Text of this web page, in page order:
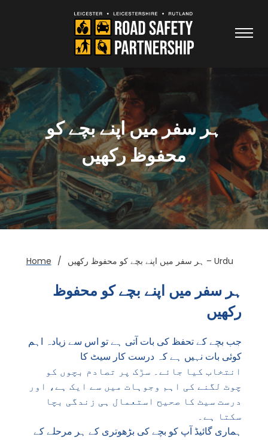
ہر سفر میں اپنے بچے کو
محفوظ رکھیں
Home / ہر سفر میں اپنے بچے کو محفوظ رکھیں – Urdu
ہر سفر میں اپنے بچے کو محفوظ
رکھیں
جب بچے کے تحفظ کی بات آتی ہے تو اس سے زیادہ اہم
کوئی بات نہیں ہے کہ درست کار سیٹ کا
انتخاب کیا جائے۔ سڑک پر تصادم بچوں کو
چوٹ لگنے کی اہم وجوہات میں سے ایک ہے، اور
درست سیٹ کا صحیح استعمال ہی زندگی بچا
سکتا ہے۔
ہماری گائیڈ آپ کو بچے کی بڑھوتری کے ہر مرحلے کے